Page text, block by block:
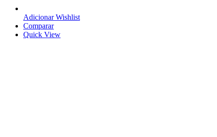
Adicionar Wishlist
Comparar
Quick View